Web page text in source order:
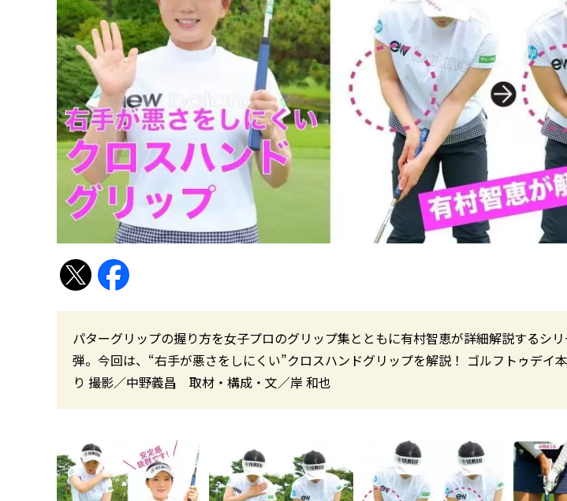
パターグリップの握り方を女子プロのグリップ集とともに有村智恵が詳細解説するシ
弾。今回は、“右手が悪さをしにくい”クロスハンドグリップを解説！ ゴルフトゥデイ
り 撮影／中野義昌 取材・構成・文／岸 和也